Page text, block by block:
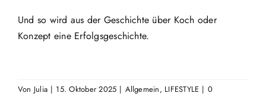
Und so wird aus der Geschichte über Koch oder
Konzept eine Erfolgsgeschichte.
Von Julia | 15. Oktober 2025 | Allgemein, LIFESTYLE | 0